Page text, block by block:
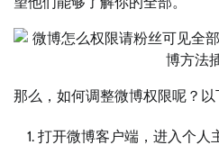
那么，如何调整微博权限呢？以
打开微博客户端，进入个人